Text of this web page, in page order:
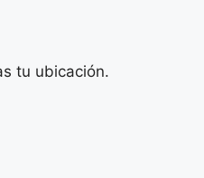
tu ubicación.